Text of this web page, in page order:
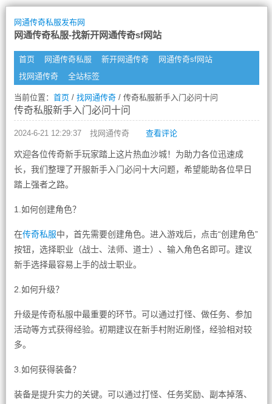
网通传奇私服发布网
网通传奇私服-找新开网通传奇sf网站
首页 网通传奇私服 新开网通传奇
网通传奇sf网站
找网通传奇
全站标签
当前位置： 首页/ 找网通传奇/ 传奇私服新手入门必问十问
传奇私服新手入门必问十问
2024-6-21 12:29:37 找网通传奇 查看评论
欢迎各位传奇新手玩家踏上这片热血沙城！为助力各位迅速成
长，我们整理了开服新手入门必问十大问题，希望能助各位早日
踏上强者之路。
1.如何创建角色？
在传奇私服中，首先需要创建角色。进入游戏后，点击“创建角色”
按钮，选择职业（战士、法师、道士）、输入角色名即可。建议
新手选择最容易上手的战士职业。
2.如何升级？
升级是传奇私服中最重要的环节。可以通过打怪、做任务、参加
活动等方式获得经验。初期建议在新手村附近刷怪，经验相对较
多。
3.如何获得装备？
装备是提升实力的关键。可以通过打怪、任务奖励、副本掉落、